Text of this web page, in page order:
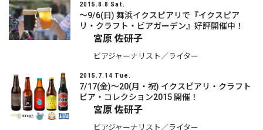
2015.8.8 Sat.
〜9/6(日) 舞浜イクスピアリで『イクスピア
リ・クラフト・ビアガーデン』好評開催中！
宮原 佐研子
ビアジャーナリスト／ライター
2015.7.14 Tue.
7/17(金)〜20(月・祝) イクスピアリ・クラフト
ビア・コレクション2015 開催！
宮原 佐研子
ビアジャーナリスト／ライター